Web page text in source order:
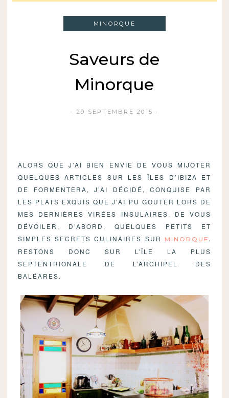
MINORQUE
Saveurs de
Minorque
29 SEPTEMBRE 2015
ALORS QUE J’AI BIEN ENVIE DE VOUS MIJOTER
QUELQUES ARTICLES SUR LES ÎLES D’IBIZA ET
DE FORMENTERA, J’AI DÉCIDÉ, CONQUISE PAR
LES PLATS EXQUIS QUE J’AI PU GOÛTER LORS DE
MES DERNIÈRES VIRÉES INSULAIRES, DE VOUS
DÉVOILER, D’ABORD, QUELQUES PETITS ET
SIMPLES SECRETS CULINAIRES SUR
MINORQUE .
RESTONS DONC SUR L’ÎLE LA PLUS
SEPTENTRIONALE DE L’ARCHIPEL DES
BALÉARES.